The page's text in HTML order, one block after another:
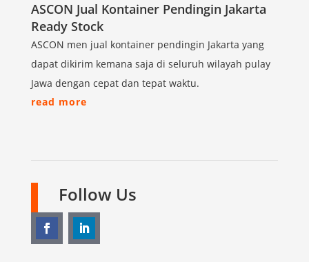
ASCON Jual Kontainer Pendingin Jakarta
Ready Stock
ASCON men jual kontainer pendingin Jakarta yang
dapat dikirim kemana saja di seluruh wilayah pulay
Jawa dengan cepat dan tepat waktu.
read more
Follow Us